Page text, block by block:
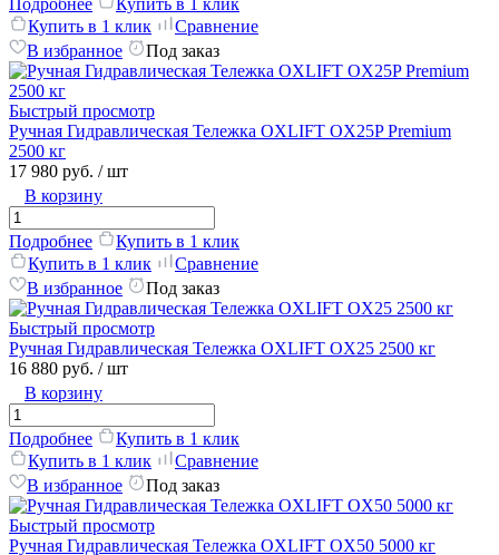
Подробнее
Купить в 1 клик
Купить в 1 клик
Сравнение
В избранное
Под заказ
Быстрый просмотр
Ручная Гидравлическая Тележка OXLIFT OX25P Premium
2500 кг
17 980 руб. / шт
В корзину
Подробнее
Купить в 1 клик
Купить в 1 клик
Сравнение
В избранное
Под заказ
Быстрый просмотр
Ручная Гидравлическая Тележка OXLIFT OX25 2500 кг
16 880 руб. / шт
В корзину
Подробнее
Купить в 1 клик
Купить в 1 клик
Сравнение
В избранное
Под заказ
Быстрый просмотр
Ручная Гидравлическая Тележка OXLIFT OX50 5000 кг